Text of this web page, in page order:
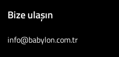
Bize ulaşın
info@babylon.com.tr